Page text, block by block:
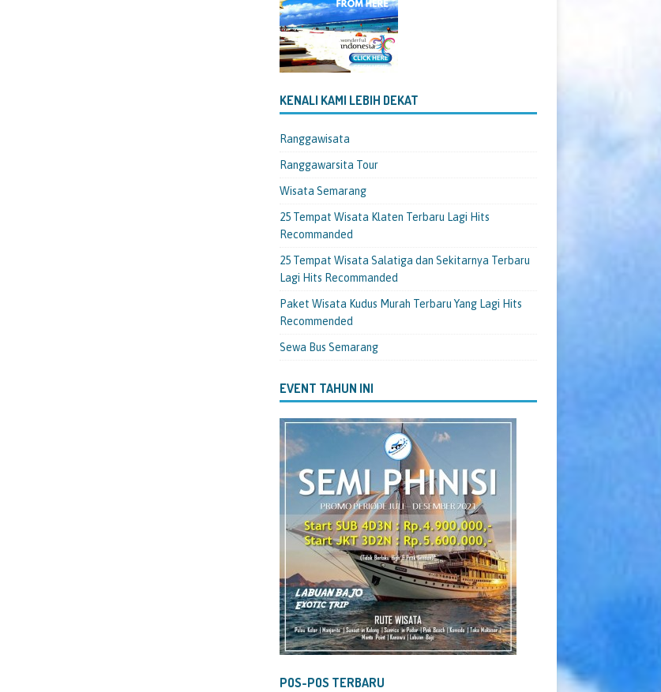
KENALI KAMI LEBIH DEKAT
Ranggawisata
Ranggawarsita Tour
Wisata Semarang
25 Tempat Wisata Klaten Terbaru Lagi Hits
Recommanded
25 Tempat Wisata Salatiga dan Sekitarnya Terbaru
Lagi Hits Recommanded
Paket Wisata Kudus Murah Terbaru Yang Lagi Hits
Recommended
Sewa Bus Semarang
EVENT TAHUN INI
POS-POS TERBARU